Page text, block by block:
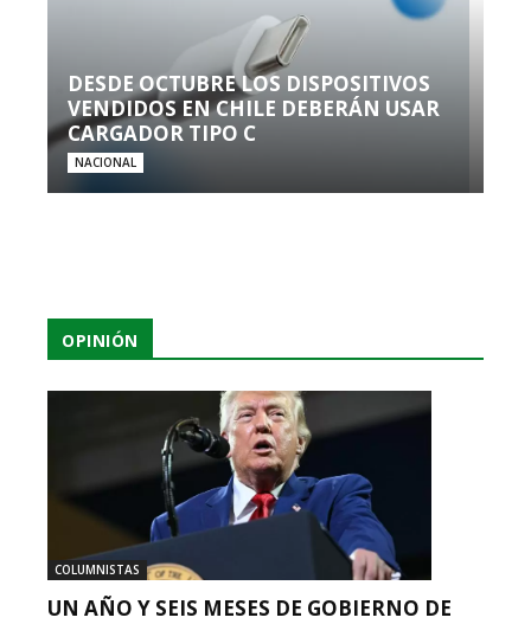
DESDE OCTUBRE LOS DISPOSITIVOS
VENDIDOS EN CHILE DEBERÁN USAR
CARGADOR TIPO C
NACIONAL
OPINIÓN
COLUMNISTAS
UN AÑO Y SEIS MESES DE GOBIERNO DE